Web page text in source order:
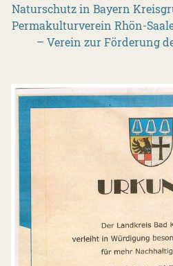
Naturschutz in Bayern
Permakulturverein Rhön-
– Verein zur Förderung